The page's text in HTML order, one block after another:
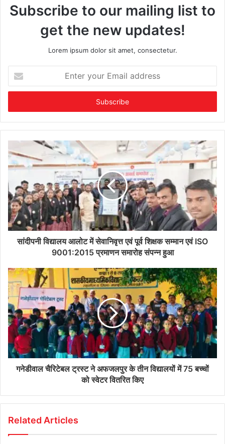
Subscribe to our mailing list to
get the new updates!
Lorem ipsum dolor sit amet, consectetur.
your
Email
सांदीपनी विद्यालय आलोट में सेवानिवृत्त एवं पूर्व शिक्षक सम्मान एवं ISO
9001:2015 प्रमाणन समारोह संपन्न हुआ
गनेडीवाल चैरिटेबल ट्रस्ट ने अफजलपुर के तीन विद्यालयों में 75 बच्चों
को स्वेटर वितरित किए
Related Articles